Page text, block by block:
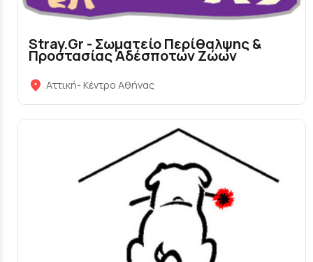
Stray.Gr - Σωματείο Περίθαλψης &
Προστασίας Αδέσποτων Ζώων
Αττική- Κέντρο Αθήνας